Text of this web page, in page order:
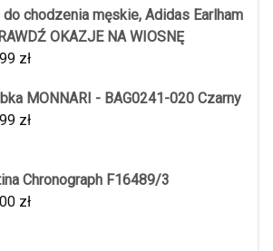
do chodzenia męskie, Adidas Earlham
OKAZJE NA WIOSNĘ
zł
MONNARI - BAG0241-020 Czarny
zł
Chronograph F16489/3
zł